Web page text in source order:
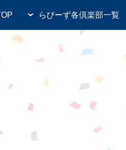
らびーず各倶楽部一覧
食いだおれ部
ぷ倶楽部